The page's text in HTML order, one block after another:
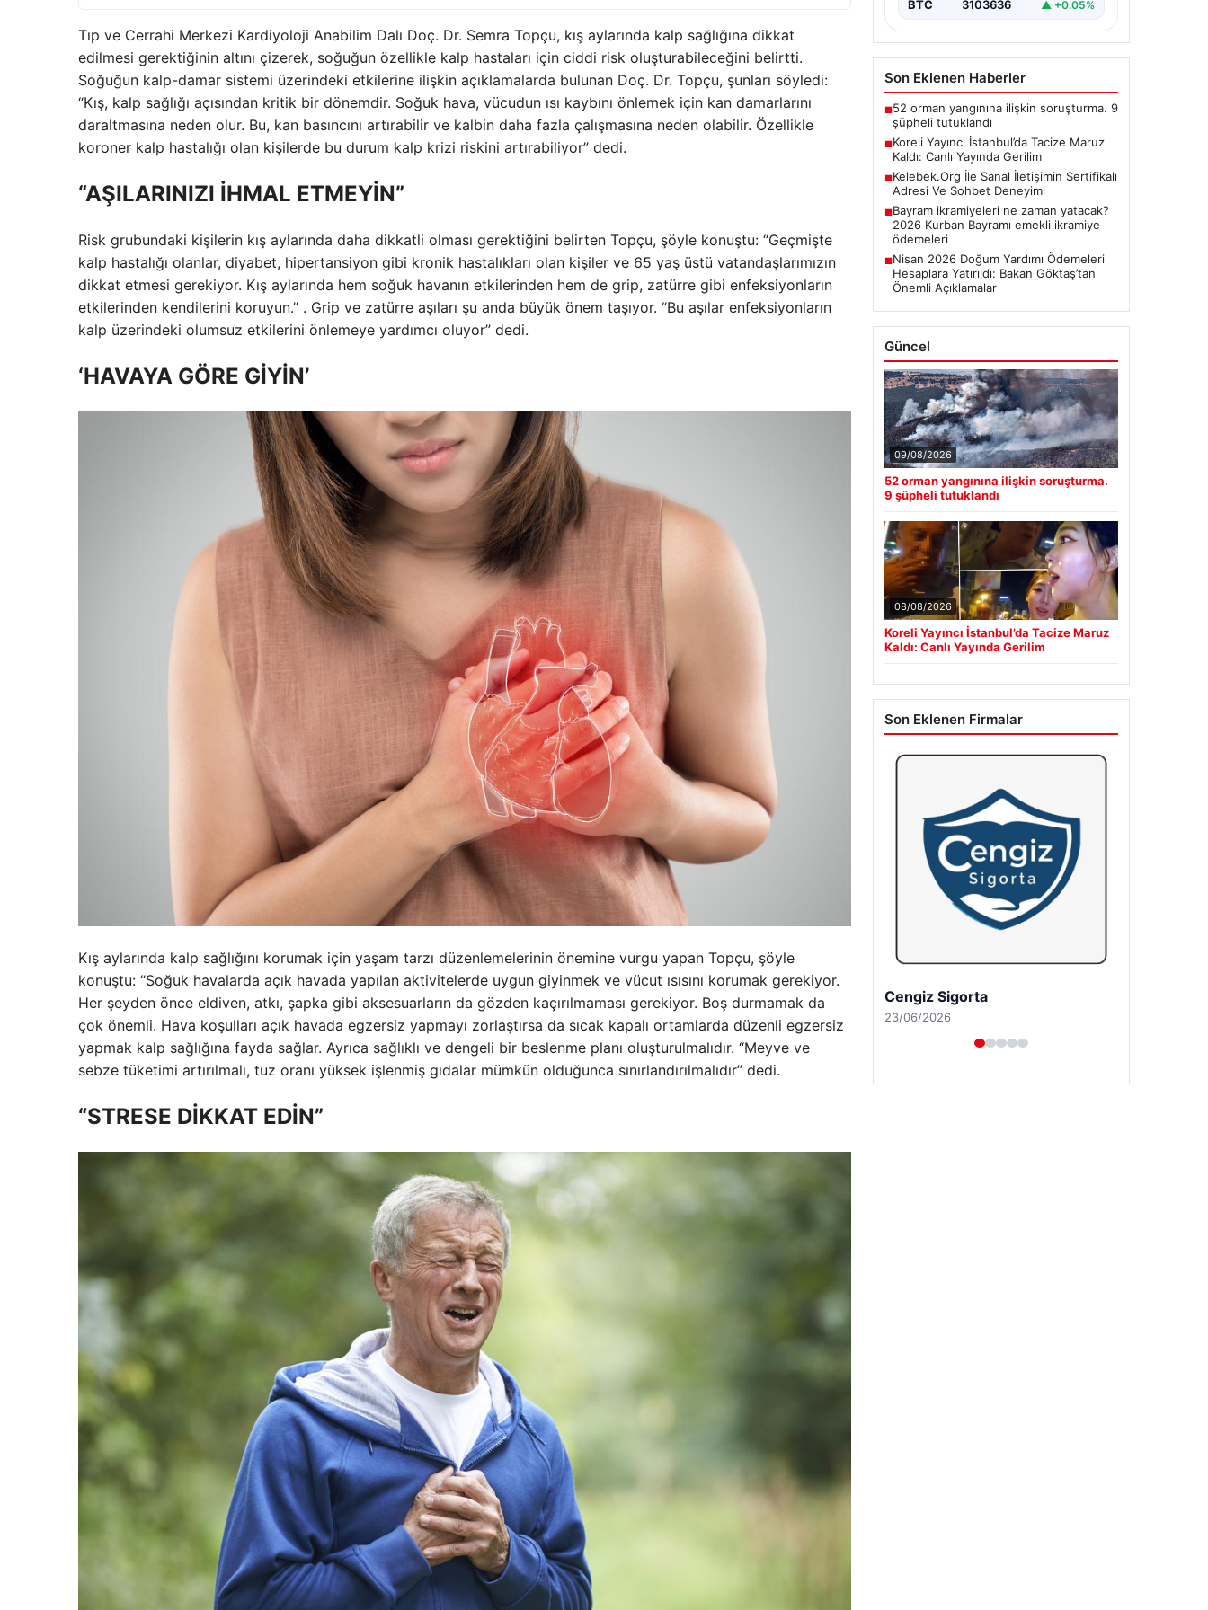
Tıp ve Cerrahi Merkezi Kardiyoloji Anabilim Dalı Doç. Dr. Semra Topçu, kış aylarında kalp sağlığına dikkat
edilmesi gerektiğinin altını çizerek, soğuğun özellikle kalp hastaları için ciddi risk oluşturabileceğini belirtti.
Soğuğun kalp-damar sistemi üzerindeki etkilerine ilişkin açıklamalarda bulunan Doç. Dr. Topçu, şunları söyledi:
“Kış, kalp sağlığı açısından kritik bir dönemdir. Soğuk hava, vücudun ısı kaybını önlemek için kan damarlarını
daraltmasına neden olur. Bu, kan basıncını artırabilir ve kalbin daha fazla çalışmasına neden olabilir. Özellikle
koroner kalp hastalığı olan kişilerde bu durum kalp krizi riskini artırabiliyor” dedi.
“AŞILARINIZI İHMAL ETMEYİN”
Risk grubundaki kişilerin kış aylarında daha dikkatli olması gerektiğini belirten Topçu, şöyle konuştu: “Geçmişte
kalp hastalığı olanlar, diyabet, hipertansiyon gibi kronik hastalıkları olan kişiler ve 65 yaş üstü vatandaşlarımızın
dikkat etmesi gerekiyor. Kış aylarında hem soğuk havanın etkilerinden hem de grip, zatürre gibi enfeksiyonların
etkilerinden kendilerini koruyun.” . Grip ve zatürre aşıları şu anda büyük önem taşıyor. “Bu aşılar enfeksiyonların
kalp üzerindeki olumsuz etkilerini önlemeye yardımcı oluyor” dedi.
‘HAVAYA GÖRE GİYİN’
Kış aylarında kalp sağlığını korumak için yaşam tarzı düzenlemelerinin önemine vurgu yapan Topçu, şöyle
konuştu: “Soğuk havalarda açık havada yapılan aktivitelerde uygun giyinmek ve vücut ısısını korumak gerekiyor.
Her şeyden önce eldiven, atkı, şapka gibi aksesuarların da gözden kaçırılmaması gerekiyor. Boş durmamak da
çok önemli. Hava koşulları açık havada egzersiz yapmayı zorlaştırsa da sıcak kapalı ortamlarda düzenli egzersiz
yapmak kalp sağlığına fayda sağlar. Ayrıca sağlıklı ve dengeli bir beslenme planı oluşturulmalıdır. “Meyve ve
sebze tüketimi artırılmalı, tuz oranı yüksek işlenmiş gıdalar mümkün olduğunca sınırlandırılmalıdır” dedi.
“STRESE DİKKAT EDİN”
BTC 3103636 ▲ +0.05%
Son Eklenen Haberler
■52 orman yangınına ilişkin soruşturma. 9
şüpheli tutuklandı
■Koreli Yayıncı İstanbul’da Tacize Maruz
Kaldı: Canlı Yayında Gerilim
■Kelebek.Org İle Sanal İletişimin Sertifikalı
Adresi Ve Sohbet Deneyimi
■Bayram ikramiyeleri ne zaman yatacak?
2026 Kurban Bayramı emekli ikramiye
ödemeleri
■Nisan 2026 Doğum Yardımı Ödemeleri
Hesaplara Yatırıldı: Bakan Göktaş’tan
Önemli Açıklamalar
Güncel
09/08/2026
52 orman yangınına ilişkin soruşturma.
9 şüpheli tutuklandı
08/08/2026
Koreli Yayıncı İstanbul’da Tacize Maruz
Kaldı: Canlı Yayında Gerilim
Son Eklenen Firmalar
Hastaş Beton
26/05/2026